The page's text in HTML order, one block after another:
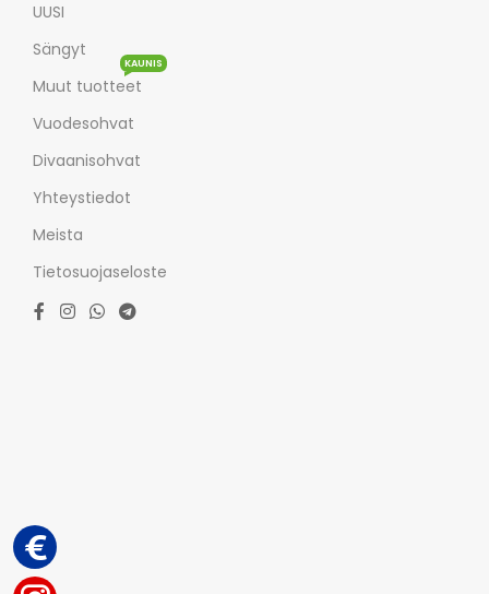
UUSI
Sängyt
Muut tuotteet
KAUNIS
Vuodesohvat
Divaanisohvat
Yhteystiedot
Meista
Tietosuojaseloste